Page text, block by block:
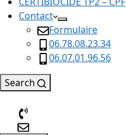
Contact
Formulaire
06.78.08.23.34
06.07.01.96.56
Search